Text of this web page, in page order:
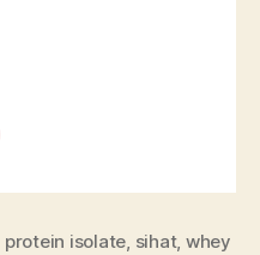
protein isolate, sihat, whey